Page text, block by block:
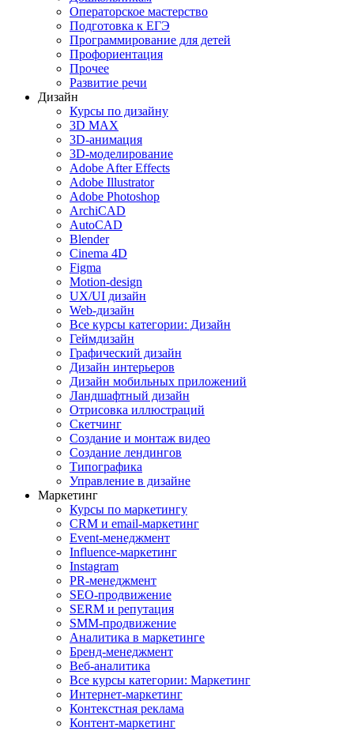
Операторское мастерство
Подготовка к ЕГЭ
Программирование для детей
Профориентация
Прочее
Развитие речи
Дизайн
Курсы по дизайну
3D MAX
3D-анимация
3D-моделирование
Adobe After Effects
Adobe Illustrator
Adobe Photoshop
ArchiCAD
AutoCAD
Blender
Cinema 4D
Figma
Motion-design
UX/UI дизайн
Web-дизайн
Все курсы категории: Дизайн
Геймдизайн
Графический дизайн
Дизайн интерьеров
Дизайн мобильных приложений
Ландшафтный дизайн
Отрисовка иллюстраций
Скетчинг
Создание и монтаж видео
Создание лендингов
Типографика
Управление в дизайне
Маркетинг
Курсы по маркетингу
CRM и email-маркетинг
Event-менеджмент
Influence-маркетинг
Instagram
PR-менеджмент
SEO-продвижение
SERM и репутация
SMM-продвижение
Аналитика в маркетинге
Бренд-менеджмент
Веб-аналитика
Все курсы категории: Маркетинг
Интернет-маркетинг
Контекстная реклама
Контент-маркетинг